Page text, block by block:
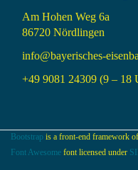
Am Hohen Weg 6a
86720 Nördlingen
info@bayerisches-
+49 9081 24309 (9 – 18
Bootstrap is a front-end framework
Font Awesome font licensed under